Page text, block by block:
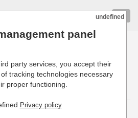
de cuisine pour professionnels
undefined
panel
party services, you accept their
tracking technologies necessary
proper functioning.
Privacy policy